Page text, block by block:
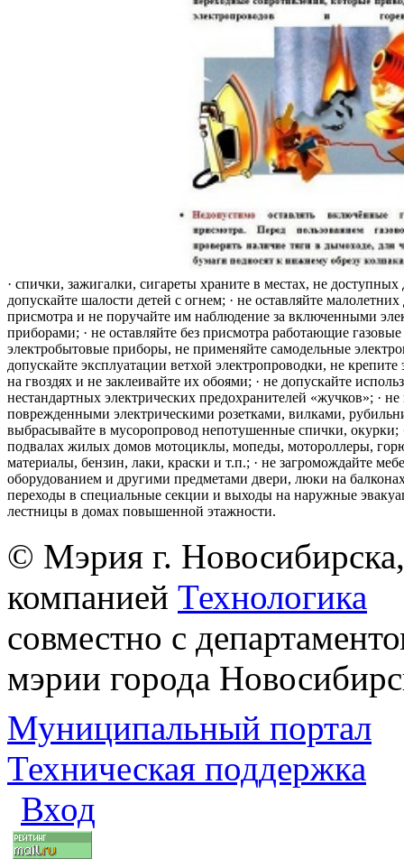
· спички, зажигалки, сигареты храните в местах, не доступных
допускайте шалости детей с огнем; · не оставляйте малолетних
присмотра и не поручайте им наблюдение за включенными
приборами; · не оставляйте без присмотра работающие
электробытовые приборы, не применяйте самодельные
допускайте эксплуатации ветхой электропроводки, не крепите
на гвоздях и не заклеивайте их обоями; · не допускайте
нестандартных электрических предохранителей «жучков»; · не
поврежденными электрическими розетками, вилками,
выбрасывайте в мусоропровод непотушенные спички, окурки;
подвалах жилых домов мотоциклы, мопеды, мотороллеры,
материалы, бензин, лаки, краски и т.п.; · не загромождайте
оборудованием и другими предметами двери, люки на
переходы в специальные секции и выходы на наружные
лестницы в домах повышенной этажности.
© Мэрия г.
компанией Технологика
совместно с
мэрии города
Муниципальный портал
Техническая поддержка
Вход